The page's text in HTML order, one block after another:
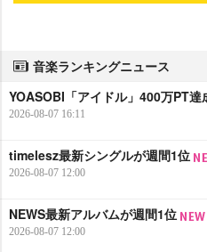
音楽ランキングニュース
YOASOBI「アイドル」400万PT達
2026-08-07 16:11
timelesz最新シングルが週間1位
2026-08-07 12:00
NEWS最新アルバムが週間1位
2026-08-07 12:00